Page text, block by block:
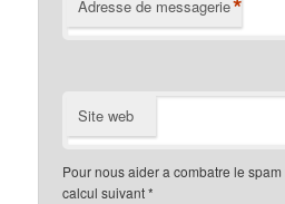
Adresse de messagerie*
Site web
Pour nous aider a combatre le
calcul suivant*